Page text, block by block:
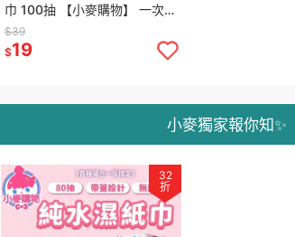
巾 100抽 【小麥購物】 一次性
毛巾 化妝棉 紙巾 擦臉巾 拋棄式
卸妝巾【C297】
$39
$19
小麥獨家報你知✨
32
折